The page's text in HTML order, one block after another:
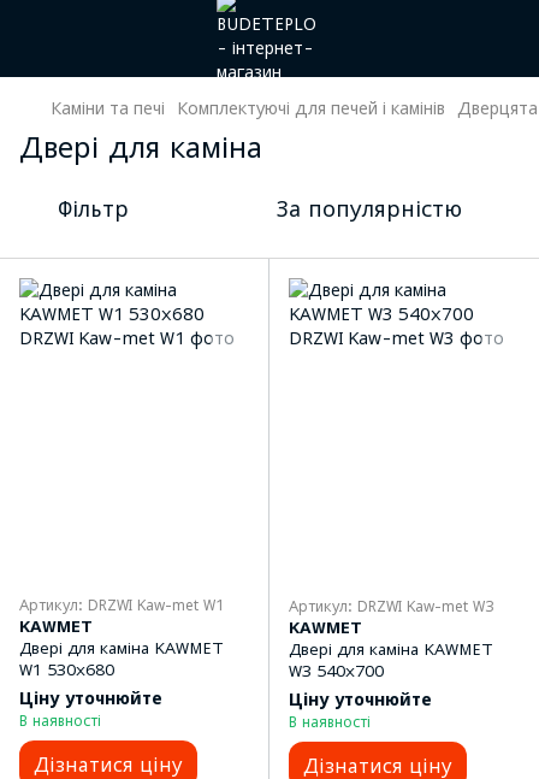
Каміни та печі Комплектуючі для печей і камінів Дверцята
Двері для каміна
Фільтр За популярністю
Артикул: DRZWI Kaw-met W1
KAWMET
Двері для каміна KAWMET
W1 530x680
Ціну уточнюйте
В наявності
Дізнатися ціну
Артикул: DRZWI Kaw-met W3
KAWMET
Двері для каміна KAWMET
W3 540x700
Ціну уточнюйте
В наявності
Дізнатися ціну